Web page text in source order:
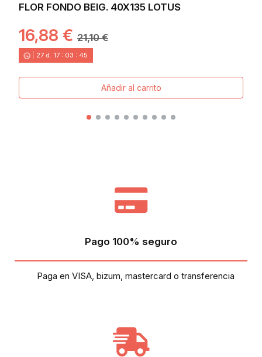
FLOR FONDO BEIG. 40X135 LOTUS
16,88 € 21,10 €
27 d. 17 : 03 : 44
Añadir al carrito
Pago 100% seguro
Paga en VISA, bizum, mastercard o transferencia